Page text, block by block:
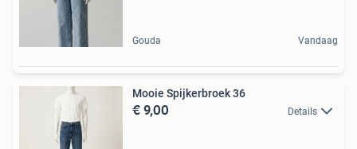
Gouda Vandaag
Mooie Spijkerbroek 36
€ 9,00 Details